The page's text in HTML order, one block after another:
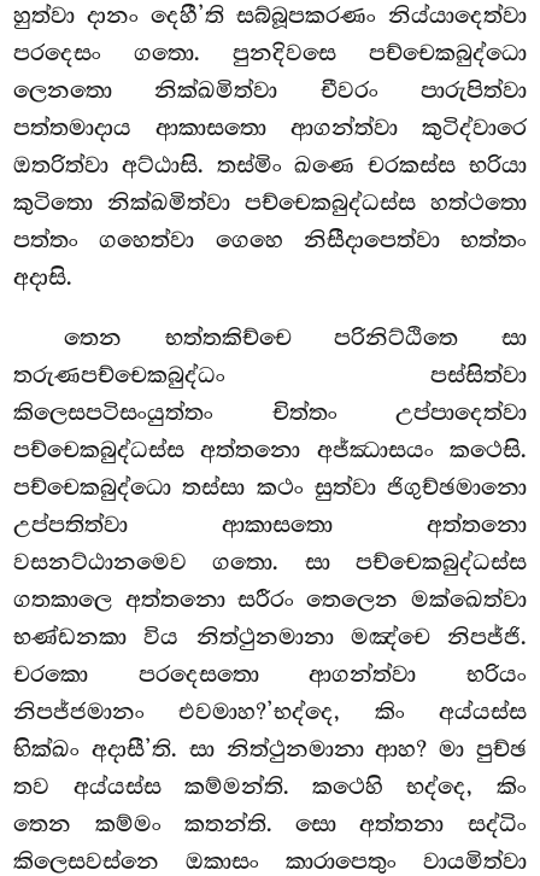
හුත්වා දානං දෙහී’ති සබ්බූපකරණං නිය්යාදෙත්වා
පරදෙසං ගතො. පුනදිවසෙ පච්චෙකබුද්ධො
ලෙනතො නික්ඛමිත්වා චීවරං පාරුපිත්වා
පත්තමාදාය ආකාසතො ආගන්ත්වා කුටිද්වාරෙ
ඔතරිත්වා අට්ඨාසි. තස්මිං ඛණෙ චරකස්ස භරියා
කුටිතො නික්ඛමිත්වා පච්චෙකබුද්ධස්ස හත්ථතො
පත්තං ගහෙත්වා ගෙහෙ නිසීදාපෙත්වා භත්තං
අදාසි.
තෙන භත්තකිච්චෙ පරිනිට්ඨිතෙ සා
තරුණපච්චෙකබුද්ධං පස්සිත්වා
කිලෙසපටිසංයුත්තං චිත්තං උප්පාදෙත්වා
පච්චෙකබුද්ධස්ස අත්තනො අජ්ඣාසයං කථෙසි.
පච්චෙකබුද්ධො තස්සා කථං සුත්වා ජිගුච්ඡමානො
උප්පතිත්වා ආකාසතො අත්තනො
වසනට්ඨානමෙව ගතො. සා පච්චෙකබුද්ධස්ස
ගතකාලෙ අත්තනො සරීරං තෙලෙන මක්ඛෙත්වා
භණ්ඩනකා විය නිත්ථුනමානා මඤ්චෙ නිපජ්ජි.
චරකො පරදෙසතො ආගන්ත්වා භරියං
නිපජ්ජමානං එවමාහ?’භද්දෙ, කිං අය්යස්ස
භික්ඛං අදාසී’ති. සා නිත්ථුනමානා ආහ? මා පුච්ඡ
තව අය්යස්ස කම්මන්ති. කථෙහි භද්දෙ, කිං
තෙන කම්මං කතන්ති. සො අත්තනා සද්ධිං
කිලෙසවස්නෙ ඔකාසං කාරාපෙතුං වායමිත්වා